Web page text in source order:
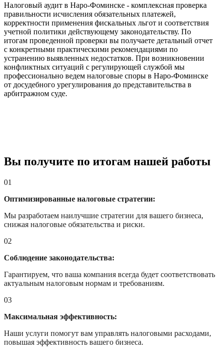
Налоговый аудит в Наро-Фоминске - комплексная проверка
правильности исчисления обязательных платежей,
корректности применения фискальных льгот и соответствия
учетной политики действующему законодательству. По
итогам проведенной проверки вы получаете детальный отчет
с конкретными практическими рекомендациями по
устранению выявленных недостатков. При возникновении
конфликтных ситуаций с регулирующей службой мы
профессионально ведем налоговые споры в Наро-Фоминске
от досудебного урегулирования до представительства в
арбитражном суде.
Вы получите по итогам нашей работы
01
Оптимизированные налоговые стратегии:
Мы разработаем наилучшие стратегии для вашего бизнеса,
снижая налоговые обязательства и риски.
02
Соблюдение законодательства:
Гарантируем, что ваша компания всегда будет соответствовать
актуальным налоговым нормам и требованиям.
03
Максимальная эффективность:
Наши услуги помогут вам управлять налоговыми расходами,
повышая эффективность вашего бизнеса.